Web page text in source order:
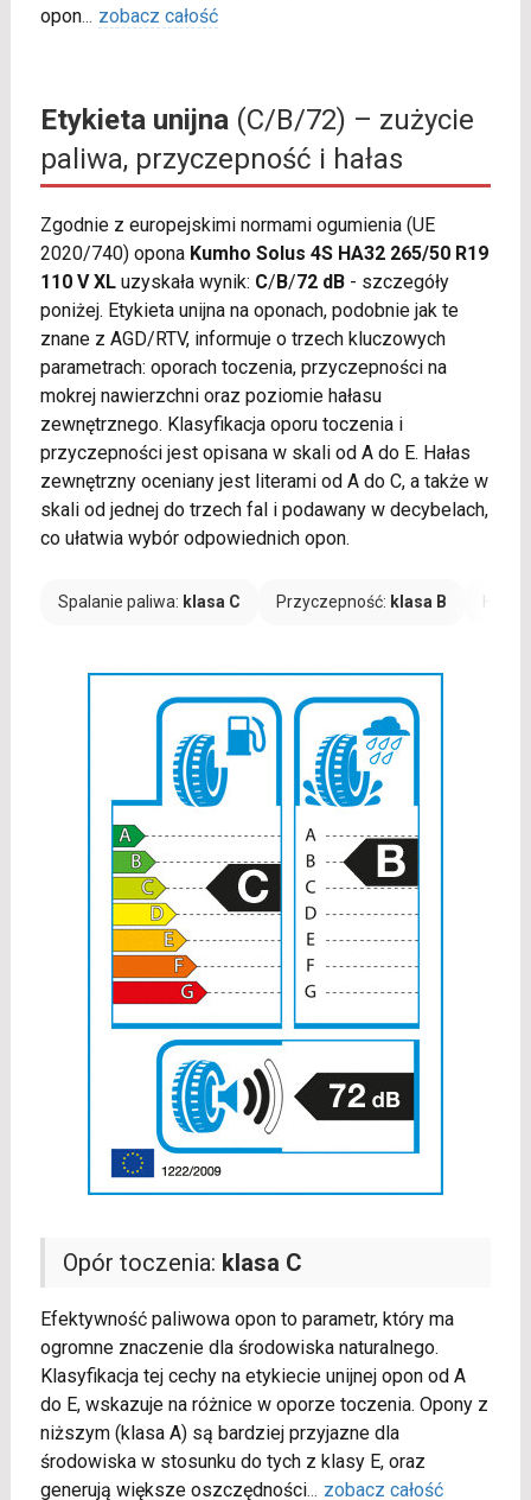
opon... zobacz całość
Etykieta unijna(C/B/72) – zużycie
paliwa, przyczepność i hałas
Zgodnie z europejskimi normami ogumienia (UE
2020/740) opona Kumho Solus 4S HA32 265/50 R19
110 V XLuzyskała wynik: C/B/72 dB- szczegóły
poniżej. Etykieta unijna na oponach, podobnie jak te
znane z AGD/RTV, informuje o trzech kluczowych
parametrach: oporach toczenia, przyczepności na
mokrej nawierzchni oraz poziomie hałasu
zewnętrznego. Klasyfikacja oporu toczenia i
przyczepności jest opisana w skali od A do E. Hałas
zewnętrzny oceniany jest literami od A do C, a także w
skali od jednej do trzech fal i podawany w decybelach,
co ułatwia wybór odpowiednich opon.
Spalanie paliwa: klasa C Przyczepność: klasa B
Opór toczenia: klasa C
Efektywność paliwowa opon to parametr, który ma
ogromne znaczenie dla środowiska naturalnego.
Klasyfikacja tej cechy na etykiecie unijnej opon od A
do E, wskazuje na różnice w oporze toczenia. Opony z
niższym (klasa A) są bardziej przyjazne dla
środowiska w stosunku do tych z klasy E, oraz
generują większe oszczędności... zobacz całość